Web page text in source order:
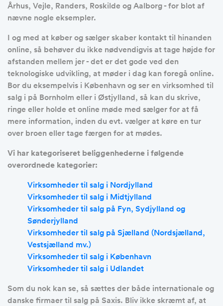
Århus, Vejle, Randers, Roskilde og Aalborg - for blot af
nævne nogle eksempler.
I og med at køber og sælger skaber kontakt til hinanden
online, så behøver du ikke nødvendigvis at tage højde for
afstanden mellem jer - det er det gode ved den
teknologiske udvikling, at møder i dag kan foregå online.
Bor du eksempelvis i København og ser en virksomhed til
salg i på Bornholm eller i Østjylland, så kan du skrive,
ringe eller holde et online møde med sælger for at få
mere information, inden du evt. vælger at køre en tur
over broen eller tage færgen for at mødes.
Vi har kategoriseret beliggenhederne i følgende
overordnede kategorier:
Virksomheder til salg i Nordjylland
Virksomheder til salg i Midtjylland
Virksomheder til salg på Fyn, Sydjylland og
Sønderjylland
Virksomheder til salg på Sjælland (Nordsjælland,
Vestsjælland mv.)
Virksomheder til salg i København
Virksomheder til salg i Udlandet
Som du nok kan se, så sættes der både internationale og
danske firmaer til salg på Saxis. Bliv ikke skræmt af, at